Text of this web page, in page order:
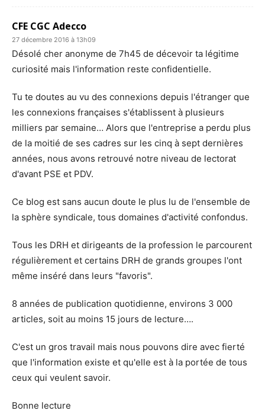
CFE CGC Adecco
27 décembre 2016 à 13h09
Désolé cher anonyme de 7h45 de décevoir ta légitime
curiosité mais l'information reste confidentielle.
Tu te doutes au vu des connexions depuis l'étranger que
les connexions françaises s'établissent à plusieurs
milliers par semaine… Alors que l'entreprise a perdu plus
de la moitié de ses cadres sur les cinq à sept dernières
années, nous avons retrouvé notre niveau de lectorat
d'avant PSE et PDV.
Ce blog est sans aucun doute le plus lu de l'ensemble de
la sphère syndicale, tous domaines d'activité confondus.
Tous les DRH et dirigeants de la profession le parcourent
régulièrement et certains DRH de grands groupes l'ont
même inséré dans leurs "favoris".
8 années de publication quotidienne, environs 3 000
articles, soit au moins 15 jours de lecture….
C'est un gros travail mais nous pouvons dire avec fierté
que l'information existe et qu'elle est à la portée de tous
ceux qui veulent savoir.
Bonne lecture